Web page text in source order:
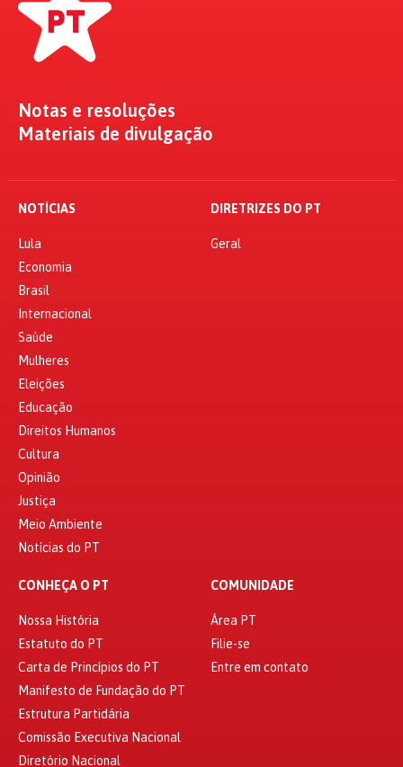
Notas e resoluções
Materiais de divulgação
NOTÍCIAS
Lula
Economia
Brasil
Internacional
Saúde
Mulheres
Eleições
Educação
Direitos Humanos
Cultura
Opinião
Justiça
Meio Ambiente
Notícias do PT
DIRETRIZES DO PT
Geral
CONHEÇA O PT
Nossa História
Estatuto do PT
Carta de Princípios do PT
Manifesto de Fundação do PT
Estrutura Partidária
Comissão Executiva Nacional
Diretório Nacional
COMUNIDADE
Área PT
Filie-se
Entre em contato